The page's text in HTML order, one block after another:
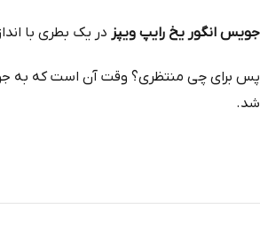
جویس انگور یخ رایپ ویپز در یک بطری با
پس برای چی منتظری؟ وقت آن است که به
شد.